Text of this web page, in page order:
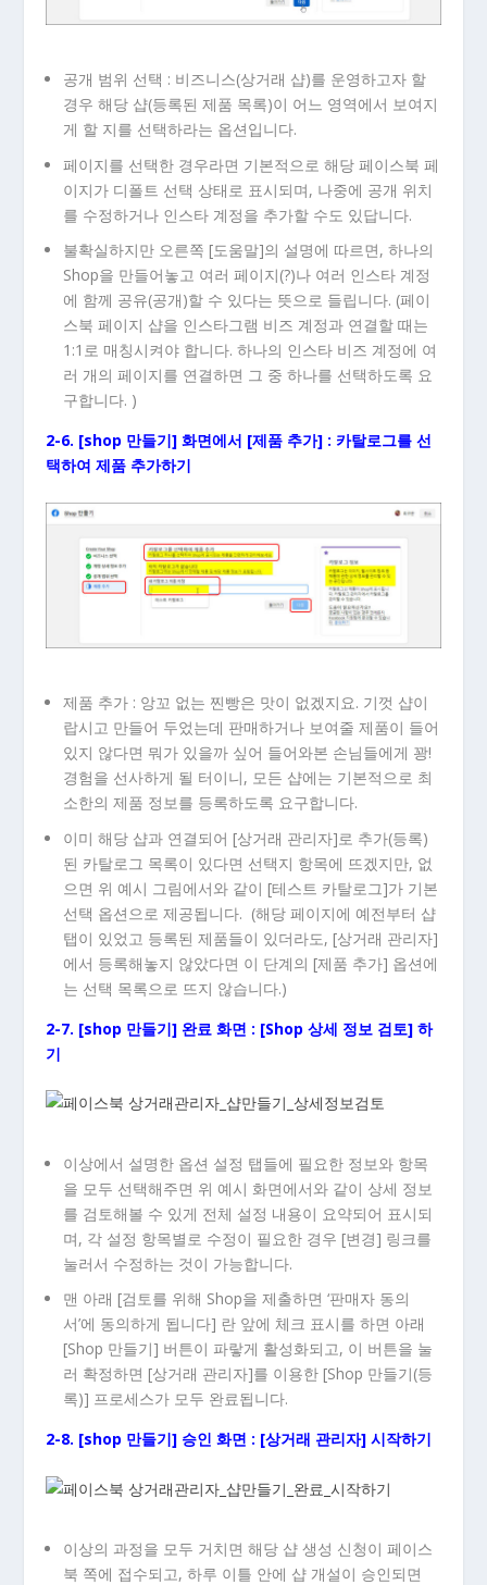
공개 범위 선택 : 비즈니스(상거래 샵)를 운영하고자 할
경우 해당 샵(등록된 제품 목록)이 어느 영역에서 보여지
게 할 지를 선택하라는 옵션입니다.
페이지를 선택한 경우라면 기본적으로 해당 페이스북 페
이지가 디폴트 선택 상태로 표시되며, 나중에 공개 위치
를 수정하거나 인스타 계정을 추가할 수도 있답니다.
불확실하지만 오른쪽 [도움말]의 설명에 따르면, 하나의
Shop을 만들어놓고 여러 페이지(?)나 여러 인스타 계정
에 함께 공유(공개)할 수 있다는 뜻으로 들립니다. (페이
스북 페이지 샵을 인스타그램 비즈 계정과 연결할 때는
1:1로 매칭시켜야 합니다. 하나의 인스타 비즈 계정에 여
러 개의 페이지를 연결하면 그 중 하나를 선택하도록 요
구합니다. )
2-6. [shop 만들기] 화면에서 [제품 추가] : 카탈로그를 선
택하여 제품 추가하기
제품 추가 : 앙꼬 없는 찐빵은 맛이 없겠지요. 기껏 샵이
랍시고 만들어 두었는데 판매하거나 보여줄 제품이 들어
있지 않다면 뭐가 있을까 싶어 들어와본 손님들에게 꽝!
경험을 선사하게 될 터이니, 모든 샵에는 기본적으로 최
소한의 제품 정보를 등록하도록 요구합니다.
이미 해당 샵과 연결되어 [상거래 관리자]로 추가(등록)
된 카탈로그 목록이 있다면 선택지 항목에 뜨겠지만, 없
으면 위 예시 그림에서와 같이 [테스트 카탈로그]가 기본
선택 옵션으로 제공됩니다. (해당 페이지에 예전부터 샵
탭이 있었고 등록된 제품들이 있더라도, [상거래 관리자]
에서 등록해놓지 않았다면 이 단계의 [제품 추가] 옵션에
는 선택 목록으로 뜨지 않습니다.)
2-7. [shop 만들기] 완료 화면 : [Shop 상세 정보 검토] 하
기
이상에서 설명한 옵션 설정 탭들에 필요한 정보와 항목
을 모두 선택해주면 위 예시 화면에서와 같이 상세 정보
를 검토해볼 수 있게 전체 설정 내용이 요약되어 표시되
며, 각 설정 항목별로 수정이 필요한 경우 [변경] 링크를
눌러서 수정하는 것이 가능합니다.
맨 아래 [검토를 위해 Shop을 제출하면 ‘판매자 동의
서’에 동의하게 됩니다] 란 앞에 체크 표시를 하면 아래
[Shop 만들기] 버튼이 파랗게 활성화되고, 이 버튼을 눌
러 확정하면 [상거래 관리자]를 이용한 [Shop 만들기(등
록)] 프로세스가 모두 완료됩니다.
2-8. [shop 만들기] 승인 화면 : [상거래 관리자] 시작하기
이상의 과정을 모두 거치면 해당 샵 생성 신청이 페이스
북 쪽에 접수되고, 하루 이틀 안에 샵 개설이 승인되면